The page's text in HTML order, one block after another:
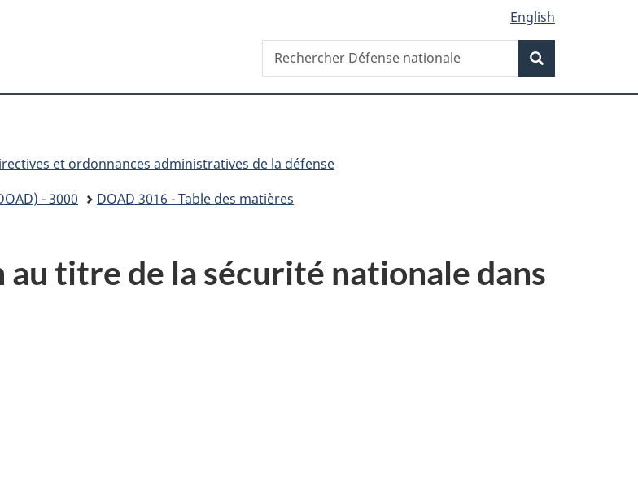
Invitations
sujet
HTML
English
Recherche
Rechercher
Défense
et ordonnances administratives de la défense
- 3000
DOAD 3016 - Table des matières
titre de la sécurité nationale dans